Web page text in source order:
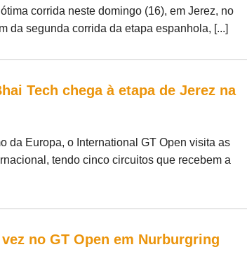
corrida neste domingo (16), em Jerez, no
da segunda corrida da etapa espanhola, [...]
Tech chega à etapa de Jerez na
da Europa, o International GT Open visita as
tendo cinco circuitos que recebem a
no GT Open em Nurburgring